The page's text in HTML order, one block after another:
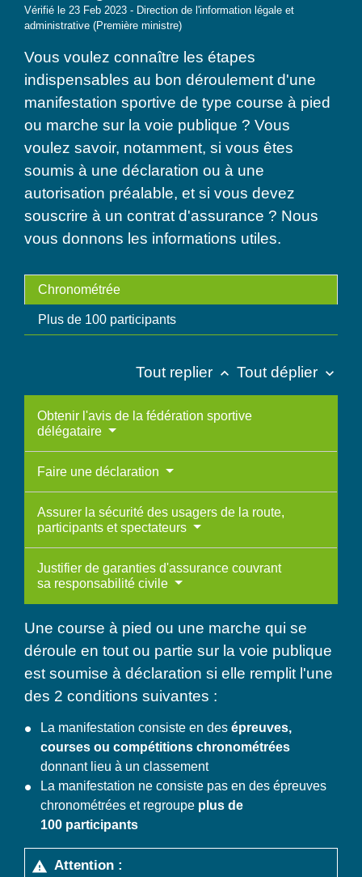
Vérifié le 23 Feb 2023 - Direction de l'information légale et
administrative (Première ministre)
Vous voulez connaître les étapes
indispensables au bon déroulement d'une
manifestation sportive de type course à pied
ou marche sur la voie publique ? Vous
voulez savoir, notamment, si vous êtes
soumis à une déclaration ou à une
autorisation préalable, et si vous devez
souscrire à un contrat d'assurance ? Nous
vous donnons les informations utiles.
Chronométrée
Plus de 100 participants
Tout replier keyboard_arrow_up Tout déplier keyboard_arrow_down
Obtenir l'avis de la fédération sportive
délégataire
Faire une déclaration
Assurer la sécurité des usagers de la route,
participants et spectateurs
Justifier de garanties d'assurance couvrant
sa responsabilité civile
Une course à pied ou une marche qui se
déroule en tout ou partie sur la voie publique
est soumise à déclaration si elle remplit l'une
des 2 conditions suivantes :
La manifestation consiste en des épreuves,
courses ou compétitions chronométrées
donnant lieu à un classement
La manifestation ne consiste pas en des épreuves
chronométrées et regroupe plus de
100 participants
warning Attention :